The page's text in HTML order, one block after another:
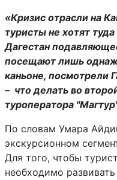
«Кризис отрасли на
туристы не хотят
Дагестан
посещают лишь
каньоне, посмотрели
– что делать во
туроператора
По словам Умара
экскурсионном
Для того, чтобы
необходимо